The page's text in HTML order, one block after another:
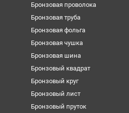
Бронзовая проволока
Бронзовая труба
Бронзовая фольга
Бронзовая чушка
Бронзовая шина
Бронзовый квадрат
Бронзовый круг
Бронзовый лист
Бронзовый пруток